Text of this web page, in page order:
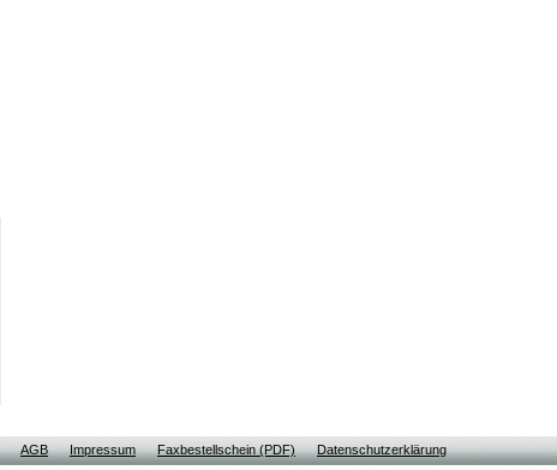
AGB Impressum Faxbestellschein (PDF) Datenschutzerklärung